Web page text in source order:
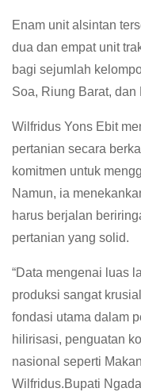
Enam unit alsintan
dua dan empat unit
bagi sejumlah
Soa, Riung Barat, dan
Wilfridus Yons Ebit
pertanian secara
komitmen untuk
Namun, ia
harus berjalan
pertanian yang solid.
“Data mengenai luas
produksi sangat
fondasi utama dalam
hilirisasi, penguatan
nasional seperti
Wilfridus.Bupati